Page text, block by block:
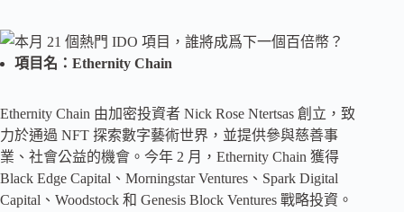
項目名：Ethernity Chain
Ethernity Chain 由加密投資者 Nick Rose Ntertsas 創立，致
力於通過 NFT 探索數字藝術世界，並提供參與慈善事
業、社會公益的機會。今年 2 月，Ethernity Chain 獲得
Black Edge Capital、Morningstar Ventures、Spark Digital
Capital、Woodstock 和 Genesis Block Ventures 戰略投資。